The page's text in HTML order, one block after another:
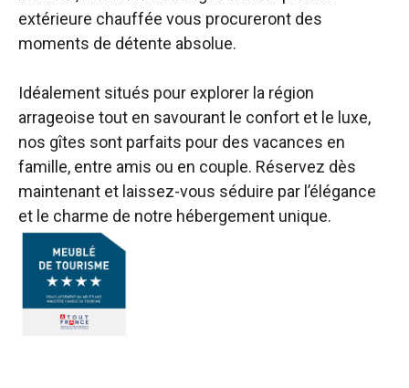
extérieure chauffée vous procureront des
moments de détente absolue.
Idéalement situés pour explorer la région
arrageoise tout en savourant le confort et le luxe,
nos gîtes sont parfaits pour des vacances en
famille, entre amis ou en couple. Réservez dès
maintenant et laissez-vous séduire par l’élégance
et le charme de notre hébergement unique.